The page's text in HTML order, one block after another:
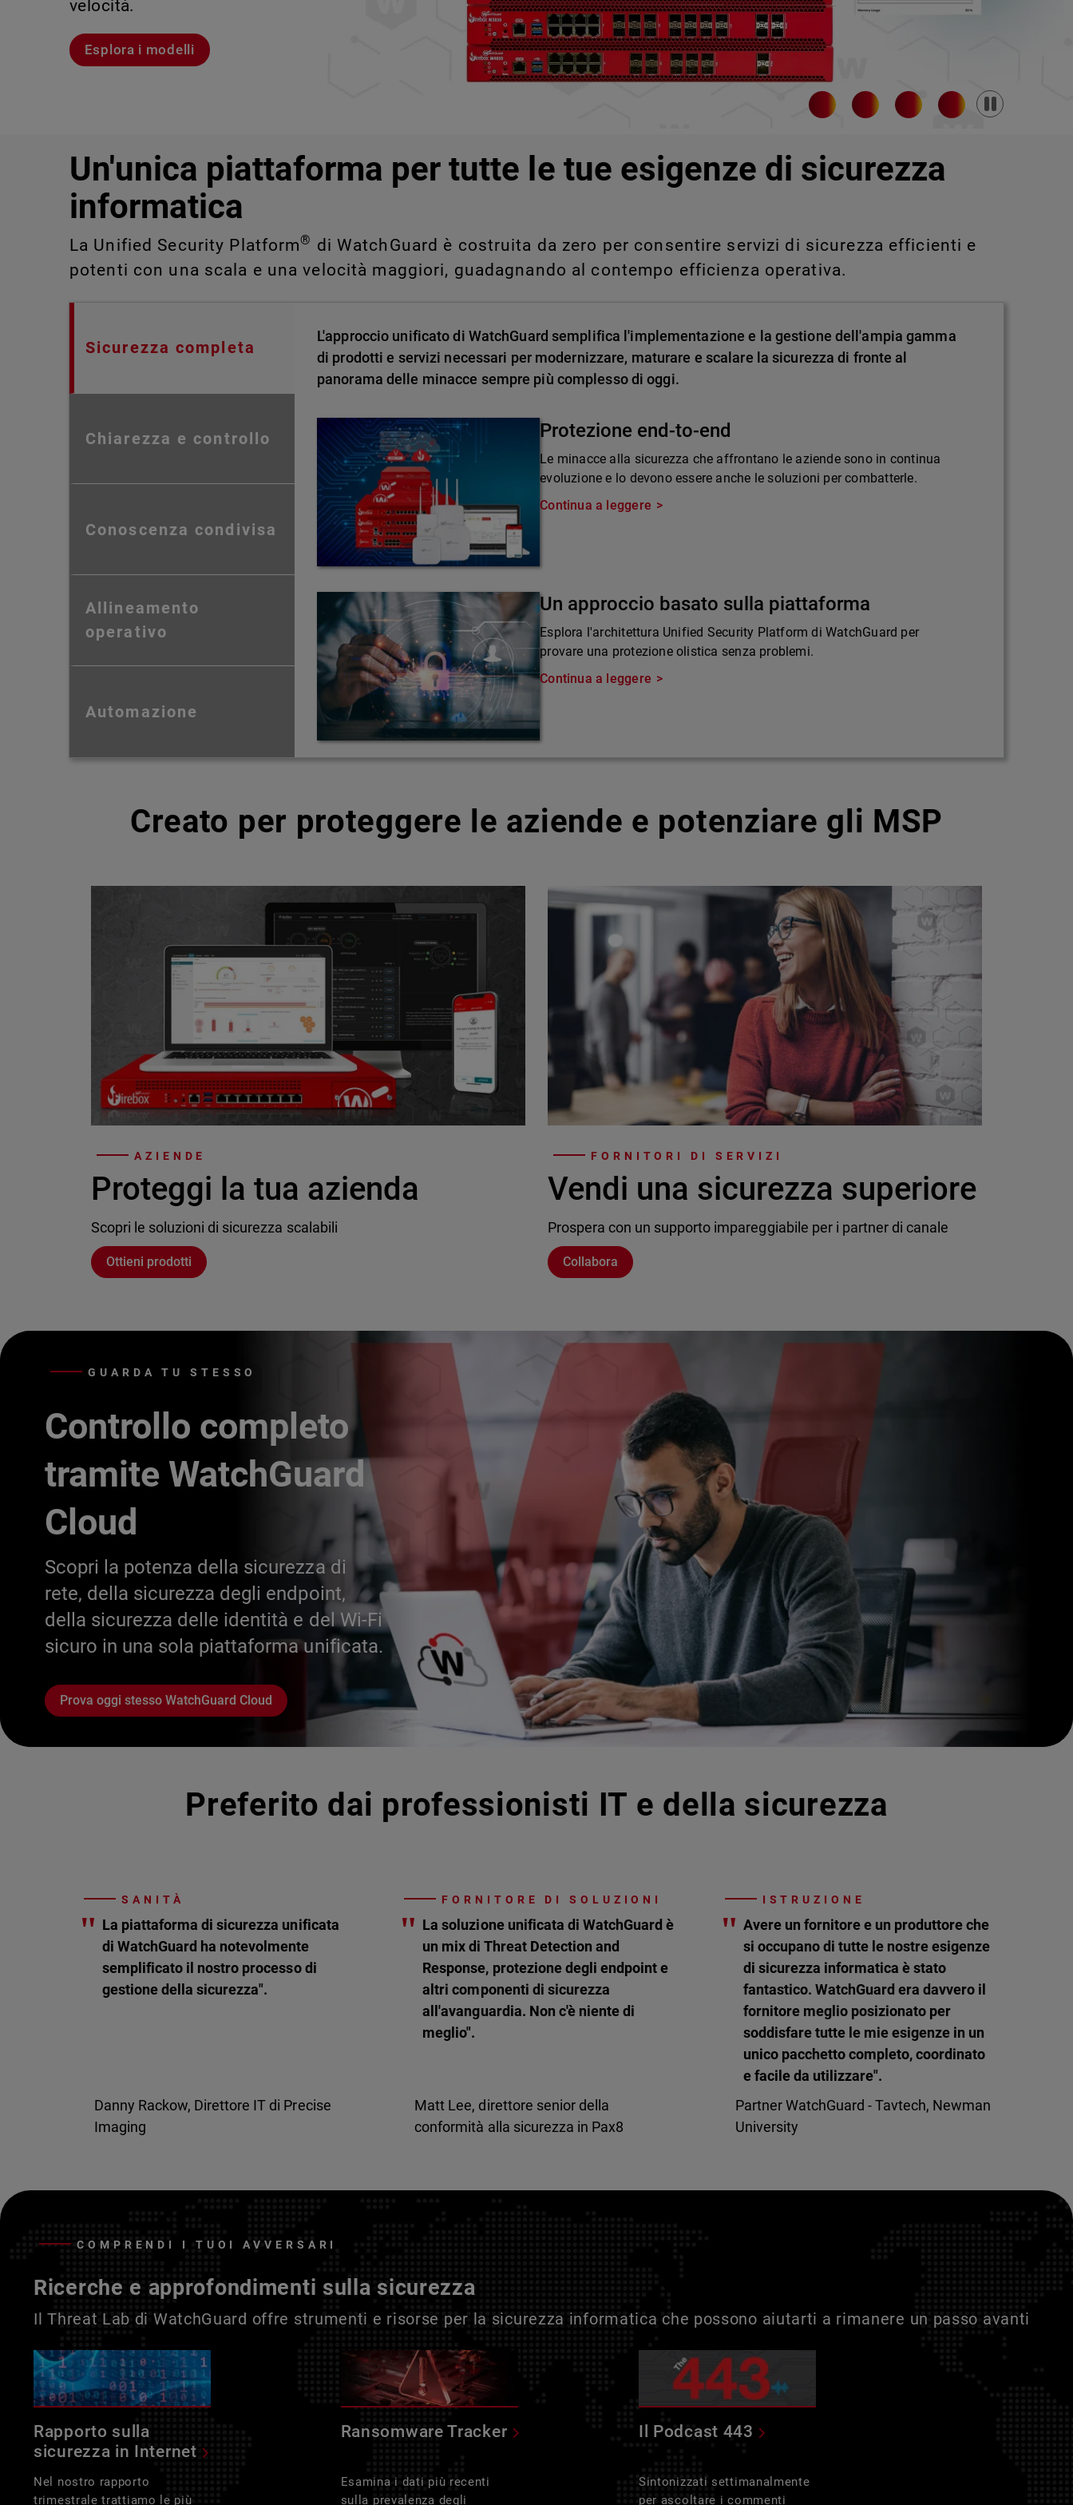
velocità.
Esplora i modelli
violazioni e portare alla luce rischi legati a Shadow AI e Shadow
IT impossibili da rilevare o gestire manualmente su larga scala.
Scopri Rai
Scopri WatchGuard EDR
Pause
Un'unica piattaforma per tutte le tue esigenze di sicurezza
informatica
La Unified Security Platform® di WatchGuard è costruita da zero per consentire servizi di sicurezza efficienti e
potenti con una scala e una velocità maggiori, guadagnando al contempo efficienza operativa.
Sicurezza completa
Chiarezza e controllo
Conoscenza condivisa
Allineamento
operativo
Automazione
L'approccio unificato di WatchGuard semplifica l'implementazione e la gestione dell'ampia gamma
di prodotti e servizi necessari per modernizzare, maturare e scalare la sicurezza di fronte al
panorama delle minacce sempre più complesso di oggi.
Protezione end-to-end
Le minacce alla sicurezza che affrontano le aziende sono in continua
evoluzione e lo devono essere anche le soluzioni per combatterle.
Continua a leggere
Un approccio basato sulla piattaforma
Esplora l'architettura Unified Security Platform di WatchGuard per
provare una protezione olistica senza problemi.
Continua a leggere
Creato per proteggere le aziende e potenziare gli MSP
AZIENDE
Proteggi la tua azienda
Scopri le soluzioni di sicurezza scalabili
Ottieni prodotti
FORNITORI DI SERVIZI
Vendi una sicurezza superiore
Prospera con un supporto impareggiabile per i partner di canale
Collabora
GUARDA TU STESSO
Controllo completo
tramite WatchGuard
Cloud
Scopri la potenza della sicurezza di
rete, della sicurezza degli endpoint,
della sicurezza delle identità e del Wi-Fi
sicuro in una sola piattaforma unificata.
Prova oggi stesso WatchGuard Cloud
Preferito dai professionisti IT e della sicurezza
SANITÀ
" La piattaforma di sicurezza unificata
di WatchGuard ha notevolmente
semplificato il nostro processo di
gestione della sicurezza".
Danny Rackow, Direttore IT di Precise
Imaging
FORNITORE DI SOLUZIONI
" La soluzione unificata di WatchGuard è
un mix di Threat Detection and
Response, protezione degli endpoint e
altri componenti di sicurezza
all'avanguardia. Non c'è niente di
meglio".
Matt Lee, direttore senior della
conformità alla sicurezza in Pax8
ISTRUZIONE
" Avere un fornitore e un produttore che
si occupano di tutte le nostre esigenze
di sicurezza informatica è stato
fantastico. WatchGuard era davvero il
fornitore meglio posizionato per
soddisfare tutte le mie esigenze in un
unico pacchetto completo, coordinato
e facile da utilizzare".
Partner WatchGuard - Tavtech, Newman
University
COMPRENDI I TUOI AVVERSARI
Ricerche e approfondimenti sulla sicurezza
Il Threat Lab di WatchGuard offre strumenti e risorse per la sicurezza informatica che possono aiutarti a rimanere un passo avanti
Rapporto sulla
sicurezza in Internet
Nel nostro rapporto
trimestrale trattiamo le più
Ransomware Tracker
Esamina i dati più recenti
sulla prevalenza degli
Il Podcast 443
Sintonizzati settimanalmente
per ascoltare i commenti